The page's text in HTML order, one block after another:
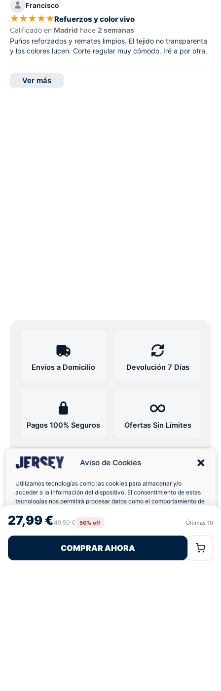
Aviso de Cookies
Utilizamos tecnologías como las cookies para almacenar y/o
acceder a la información del dispositivo. El consentimiento de estas
tecnologías nos permitirá procesar datos como el comportamiento de
retirar el consentimiento, puede afectar negativamente a ciertas
características y funciones.
Rechazar
Política de CookiesPolítica de Privacidad
27,99 €49,50 € 50% off Últimas 10
COMPRAR AHORA
Francisco
★★★★★Refuerzos y color vivo
Calificado en Madrid hace 2 semanas
Puños reforzados y remates limpios. El tejido no transparenta
y los colores lucen. Corte regular muy cómodo. Iré a por otra.
Ver más
Envíos a Domicilio Devolución 7 Días
Pagos 100% Seguros Ofertas Sin Límites
★★★★★ 4,8 basado en 12+ reseñas
¿Tienes dudas con la talla o el envío?